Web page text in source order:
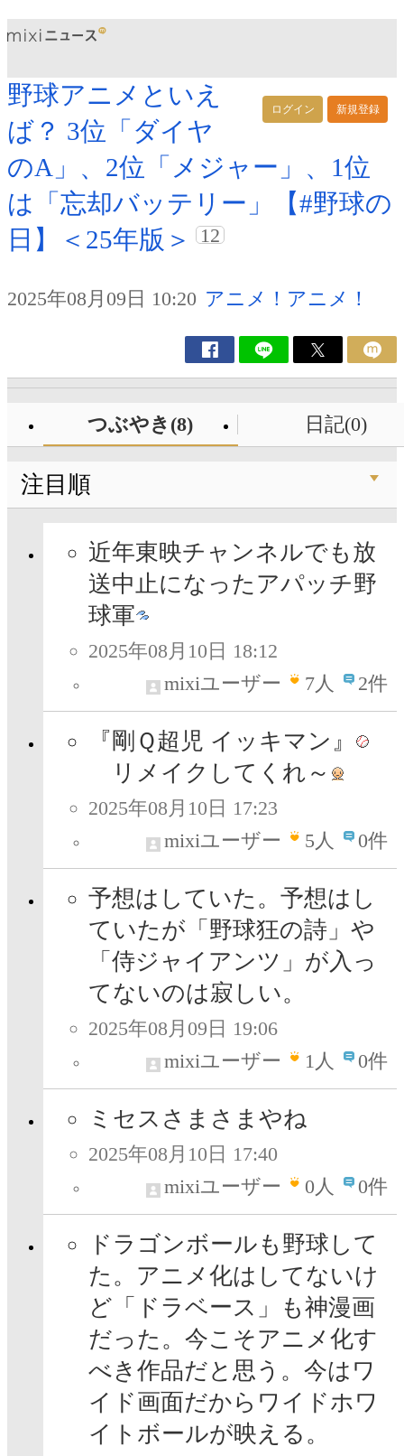
ログイン 新規登録
野球アニメといえ
ば？ 3位「ダイヤ
のA」、2位「メジャー」、1位
は「忘却バッテリー」【#野球の
日】＜25年版＞
12
2025年08月09日 10:20 アニメ！アニメ！
つぶやき(8) 日記(0)
注目順
近年東映チャンネルでも放
送中止になったアパッチ野
球軍
2025年08月10日 18:12
mixiユーザー
7人 2件
『剛Ｑ超児 イッキマン』
リメイクしてくれ～
2025年08月10日 17:23
mixiユーザー
5人 0件
予想はしていた。予想はし
ていたが「野球狂の詩」や
「侍ジャイアンツ」が入っ
てないのは寂しい。
2025年08月09日 19:06
mixiユーザー
1人 0件
ミセスさまさまやね
2025年08月10日 17:40
mixiユーザー
0人 0件
ドラゴンボールも野球して
た。アニメ化はしてないけ
ど「ドラベース」も神漫画
だった。今こそアニメ化す
べき作品だと思う。今はワ
イド画面だからワイドホワ
イトボールが映える。